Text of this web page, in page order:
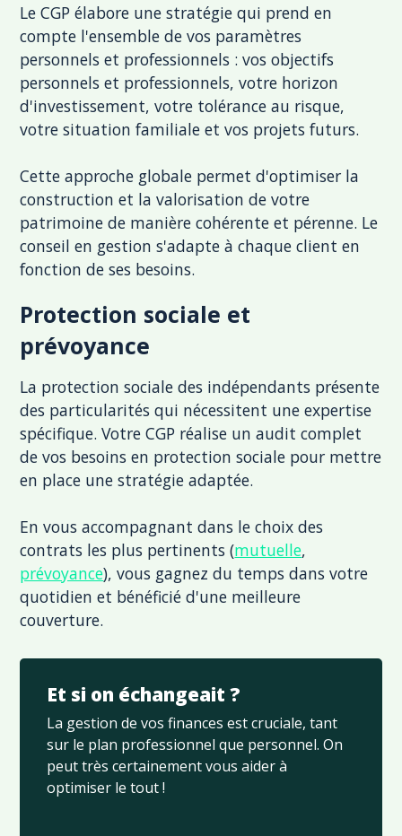
Le CGP élabore une stratégie qui prend en
compte l'ensemble de vos paramètres
personnels et professionnels : vos objectifs
personnels et professionnels, votre horizon
d'investissement, votre tolérance au risque,
votre situation familiale et vos projets futurs.
Cette approche globale permet d'optimiser la
construction et la valorisation de votre
patrimoine de manière cohérente et pérenne. Le
conseil en gestion s'adapte à chaque client en
fonction de ses besoins.
Protection sociale et
prévoyance
La protection sociale des indépendants présente
des particularités qui nécessitent une expertise
spécifique. Votre CGP réalise un audit complet
de vos besoins en protection sociale pour mettre
en place une stratégie adaptée.
En vous accompagnant dans le choix des
contrats les plus pertinents (mutuelle,
prévoyance), vous gagnez du temps dans votre
quotidien et bénéficié d'une meilleure
couverture.
Et si on échangeait ?
La gestion de vos finances est cruciale, tant
sur le plan professionnel que personnel. On
peut très certainement vous aider à
optimiser le tout !